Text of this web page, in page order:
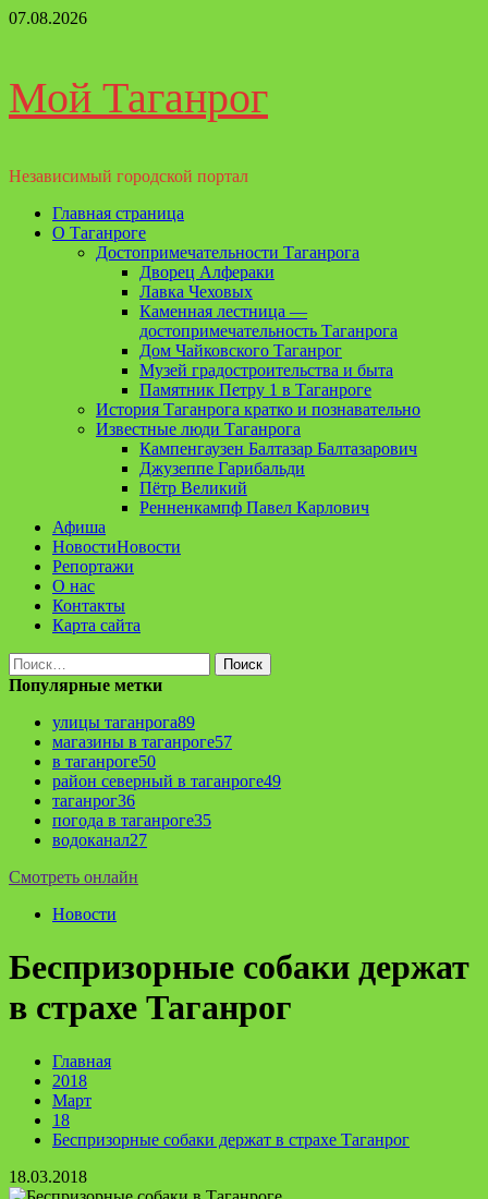
Перейти
07.08.2026
Мой Таганрог
Независимый городской портал
Основное
меню
Главная страница
О Таганроге
Достопримечательности Таганрога
Дворец Алфераки
Лавка Чеховых
Каменная лестница —
достопримечательность Таганрога
Дом Чайковского Таганрог
Музей градостроительства и быта
Памятник Петру 1 в Таганроге
История Таганрога кратко и познавательно
Известные люди Таганрога
Кампенгаузен Балтазар Балтазарович
Джузеппе Гарибальди
Пётр Великий
Ренненкампф Павел Карлович
Афиша
НовостиНовости
Репортажи
О нас
Контакты
Карта сайта
Найти:
Популярные метки
улицы таганрога89
магазины в таганроге57
в таганроге50
район северный в таганроге49
таганрог36
погода в таганроге35
водоканал27
Смотреть онлайн
Новости
Беспризорные собаки держат
в страхе Таганрог
Главная
2018
Март
18
Беспризорные собаки держат в страхе Таганрог
18.03.2018